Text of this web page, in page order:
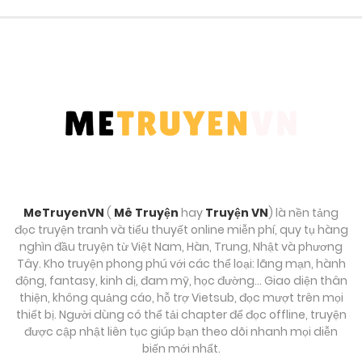
Tháng 8 30, 2025
Chương 145
Tháng 8 30, 2025
Chương 144
Tháng 8 30, 2025
MeTruyenVN ( Mê Truyện hay Truyện VN) là nền tảng
đọc truyện tranh và tiểu thuyết online miễn phí, quy tụ hàng
nghìn đầu truyện từ Việt Nam, Hàn, Trung, Nhật và phương
Tây. Kho truyện phong phú với các thể loại: lãng mạn, hành
động, fantasy, kinh dị, đam mỹ, học đường… Giao diện thân
thiện, không quảng cáo, hỗ trợ Vietsub, đọc mượt trên mọi
thiết bị. Người dùng có thể tải chapter để đọc offline, truyện
được cập nhật liên tục giúp bạn theo dõi nhanh mọi diễn
biến mới nhất.